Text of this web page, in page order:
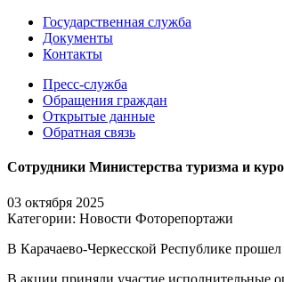
Государственная служба
Документы
Контакты
Пресс-служба
Обращения граждан
Открытые данные
Обратная связь
Сотрудники Министерства туризма и
03 октября 2025
Категории: Новости Фоторепортажи
В Карачаево-Черкесской Республике
В акции приняли участие исполнительные